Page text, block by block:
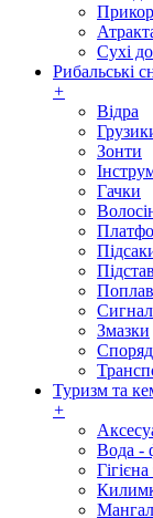
Сухі
Рибальські
+
Відра
Зонти
Гачки
Змазки
Туризм та
+
Вода -